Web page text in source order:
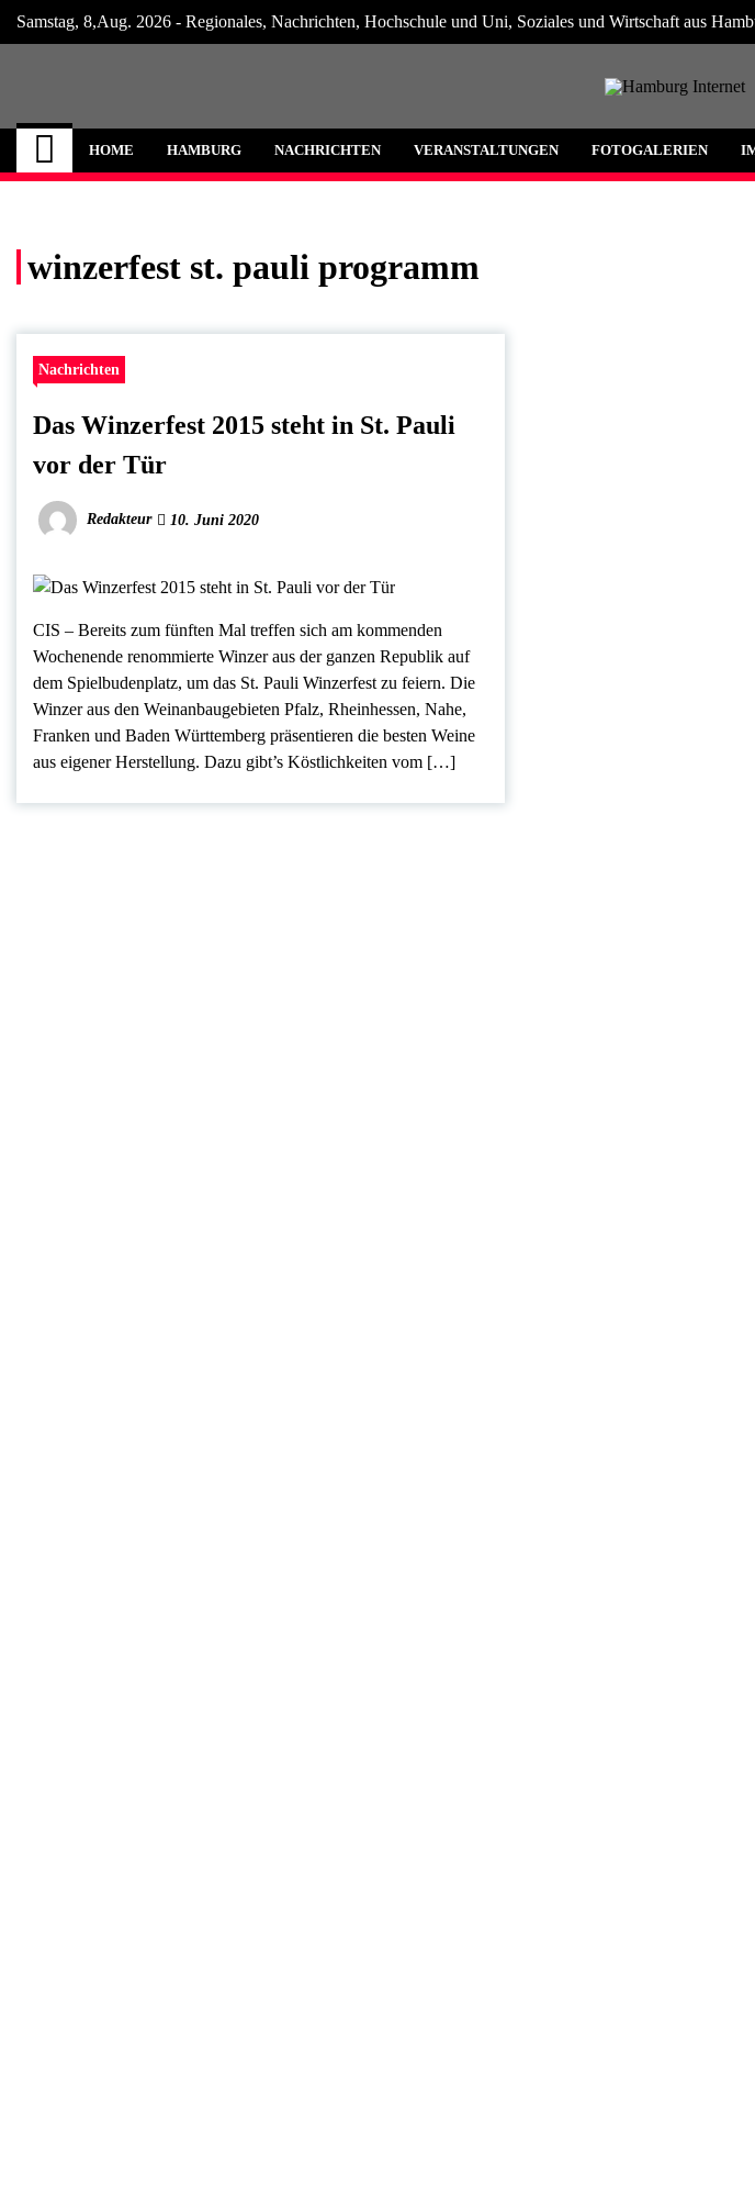
Skip
Samstag, 8,Aug. 2026 - Regionales, Nachrichten, Hochschule und Uni, Soziales und Wirtschaft aus
Hamburg Internet
Neuigkeiten und Nachrichten aus Hamburg und Umgebung
HOME HAMBURG NACHRICHTEN VERANSTALTUNGEN FOTOGALERIEN
winzerfest st. pauli programm
Nachrichten
Das Winzerfest 2015 steht in St. Pauli
vor der Tür
Redakteur 10. Juni 2020
CIS – Bereits zum fünften Mal treffen sich am kommenden
Wochenende renommierte Winzer aus der ganzen Republik auf
dem Spielbudenplatz, um das St. Pauli Winzerfest zu feiern. Die
Winzer aus den Weinanbaugebieten Pfalz, Rheinhessen, Nahe,
Franken und Baden Württemberg präsentieren die besten Weine
aus eigener Herstellung. Dazu gibt’s Köstlichkeiten vom […]